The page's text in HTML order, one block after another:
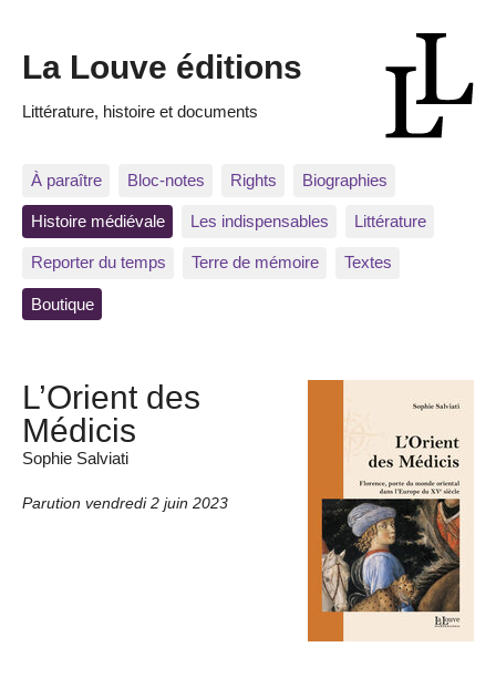
La Louve éditions
Littérature, histoire et documents
À paraître Bloc-notes Rights Biographies
Histoire médiévale Les indispensables Littérature
Reporter du temps Terre de mémoire Textes
Boutique
L’Orient des
Médicis
Sophie Salviati
Parution vendredi 2 juin 2023